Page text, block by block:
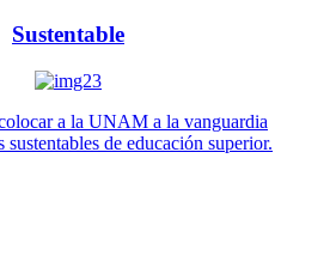
Sustentable
a la UNAM a la vanguardia
sustentables de educación superior.